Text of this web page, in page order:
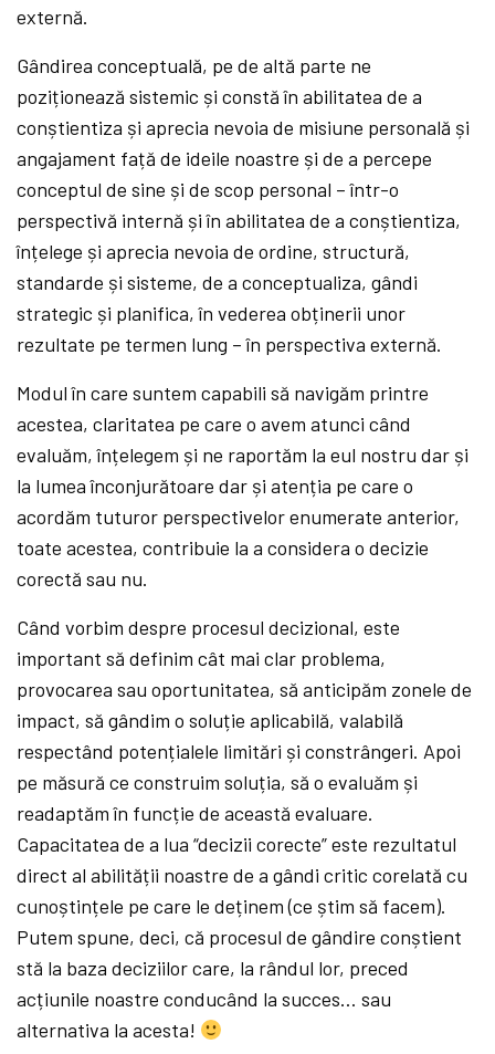
externă.
Gândirea conceptuală, pe de altă parte ne
poziționează sistemic și constă în abilitatea de a
conștientiza și aprecia nevoia de misiune personală și
angajament față de ideile noastre și de a percepe
conceptul de sine și de scop personal – într-o
perspectivă internă și în abilitatea de a conștientiza,
înțelege și aprecia nevoia de ordine, structură,
standarde și sisteme, de a conceptualiza, gândi
strategic și planifica, în vederea obținerii unor
rezultate pe termen lung – în perspectiva externă.
Modul în care suntem capabili să navigăm printre
acestea, claritatea pe care o avem atunci când
evaluăm, înțelegem și ne raportăm la eul nostru dar și
la lumea înconjurătoare dar și atenția pe care o
acordăm tuturor perspectivelor enumerate anterior,
toate acestea, contribuie la a considera o decizie
corectă sau nu.
Când vorbim despre procesul decizional, este
important să definim cât mai clar problema,
provocarea sau oportunitatea, să anticipăm zonele de
impact, să gândim o soluție aplicabilă, valabilă
respectând potențialele limitări și constrângeri. Apoi
pe măsură ce construim soluția, să o evaluăm și
readaptăm în funcție de această evaluare.
Capacitatea de a lua “decizii corecte” este rezultatul
direct al abilității noastre de a gândi critic corelată cu
cunoștințele pe care le deținem (ce știm să facem).
Putem spune, deci, că procesul de gândire conștient
stă la baza deciziilor care, la rândul lor, preced
acțiunile noastre conducând la succes… sau
alternativa la acesta!